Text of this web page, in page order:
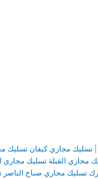
تسليك مجاري كيفان تسليك
مجاري القبلة تسليك مجاري
تسليك مجاري صباح الناصر